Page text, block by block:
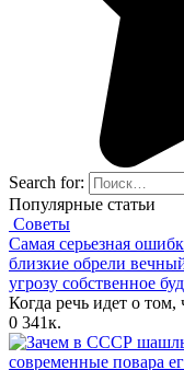
Search for:
Популярные статьи
Советы
Самая серьезная
близкие обрели
угрозу собственное
Когда речь идет о том,
0 341к.